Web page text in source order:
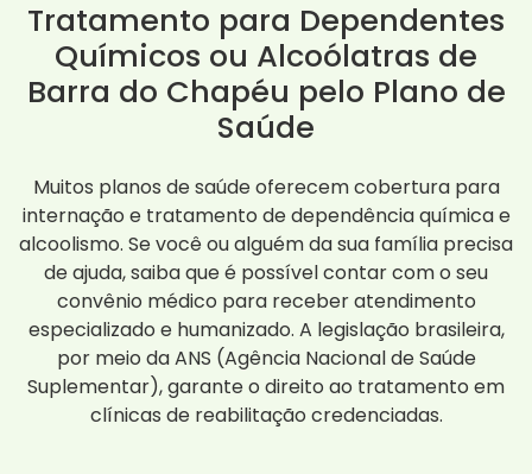
Tratamento para Dependentes
Químicos ou Alcoólatras de
Barra do Chapéu pelo Plano de
Saúde
Muitos planos de saúde oferecem cobertura para
internação e tratamento de dependência química e
alcoolismo. Se você ou alguém da sua família precisa
de ajuda, saiba que é possível contar com o seu
convênio médico para receber atendimento
especializado e humanizado. A legislação brasileira,
por meio da ANS (Agência Nacional de Saúde
Suplementar), garante o direito ao tratamento em
clínicas de reabilitação credenciadas.